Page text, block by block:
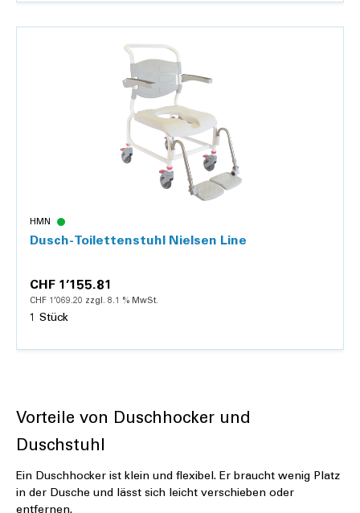
Details
HMN
Dusch-Toilettenstuhl Nielsen Line
CHF 1’155.81
CHF 1’069.20 zzgl. 8.1 % MwSt.
1 Stück
Vorteile von Duschhocker und
Duschstuhl
Ein Duschhocker ist klein und flexibel. Er braucht wenig Platz
in der Dusche und lässt sich leicht verschieben oder
entfernen.